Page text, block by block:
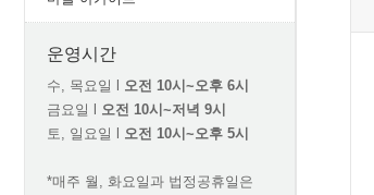
운영시간
수, 목요일 l
오전 10시~오후 6시
금요일 l 오전 10시~저녁 9시
토, 일요일 l 오전 10시~오후 5시
*매주 월, 화요일과 법정공휴일은